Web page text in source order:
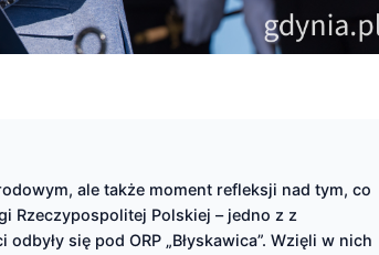
ale także moment refleksji nad tym, co
Rzeczypospolitej Polskiej – jedno z z
się pod ORP „Błyskawica”. Wzięli w nich